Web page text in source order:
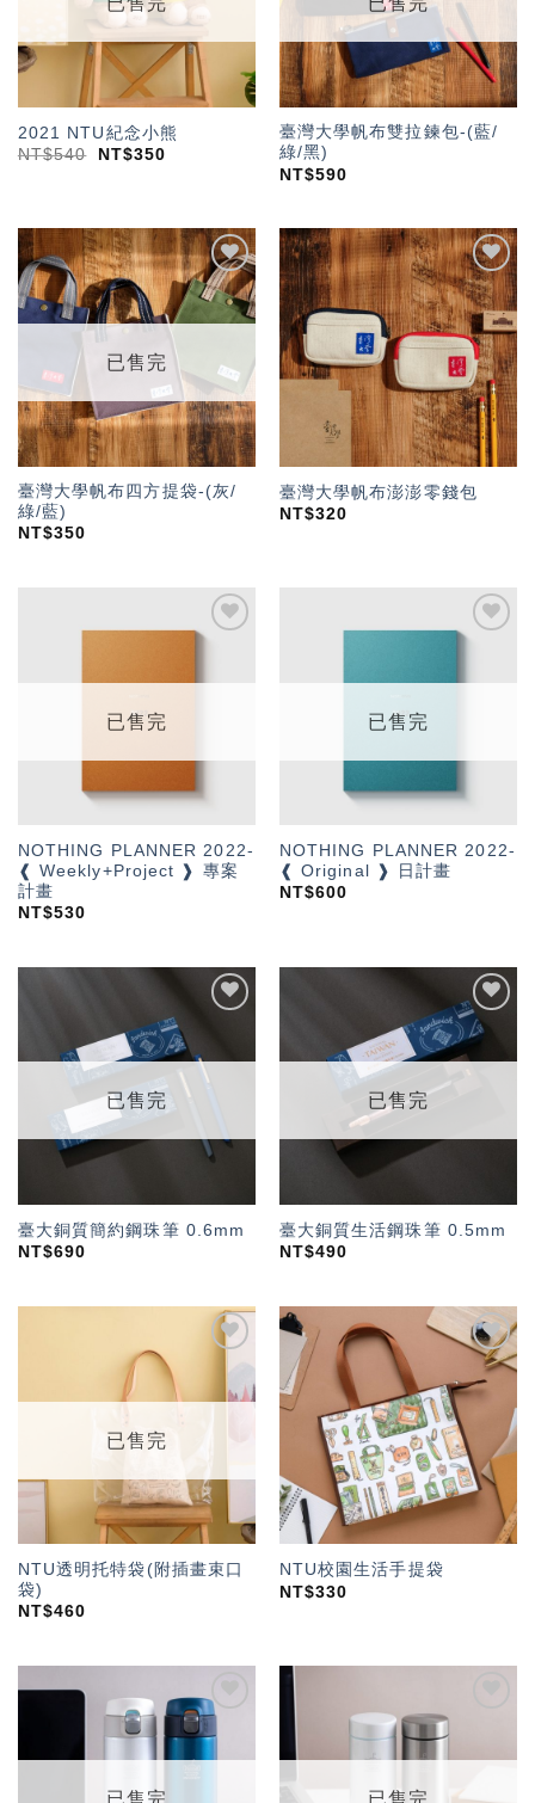
2021 NTU紀念小熊
NT$540 NT$350
臺灣大學帆布雙拉鍊包-(藍/
綠/黑)
NT$590
加入
「願
望輕
已售完
臺灣大學帆布四方提袋-(灰/
綠/藍)
NT$350
加入
「願
望輕
單」
臺灣大學帆布澎澎零錢包
NT$320
望輕
已售完
NOTHING PLANNER 2022-
❰ Weekly+Project ❱ 專案
計畫
NT$530
望輕
已售完
NOTHING PLANNER 2022-
❰ Original ❱ 日計畫
NT$600
望輕
已售完
臺大銅質簡約鋼珠筆 0.6mm
NT$690
加入
「願
望輕
已售完
臺大銅質生活鋼珠筆 0.5mm
NT$490
望輕
已售完
NTU透明托特袋(附插畫束口
袋)
NT$460
加入
「願
NTU校園生活手提袋
NT$330
「願
望輕
望輕